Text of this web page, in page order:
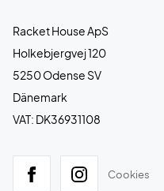
Racket House ApS
Holkebjergvej 120
5250 Odense SV
Dänemark
VAT: DK36931108
Cookies